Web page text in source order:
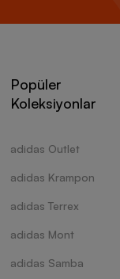
Popüler
Koleksiyonlar
adidas Outlet
adidas Krampon
adidas Terrex
adidas Mont
adidas Samba